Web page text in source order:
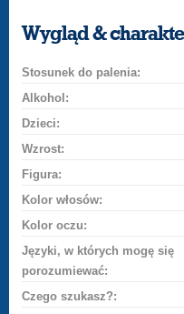
uśmiech
buziakasamochodem
szampana
drinka
różę
Wygląd &
Stosunek do palenia:
Alkohol:
Dzieci:
Wzrost:
Figura:
Kolor włosów:
Kolor oczu:
Języki, w których mogę się
porozumiewać:
Czego szukasz?: